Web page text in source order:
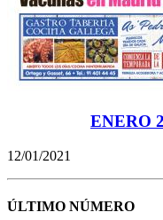
ENERO
12/01/2021
ÚLTIMO NÚMERO